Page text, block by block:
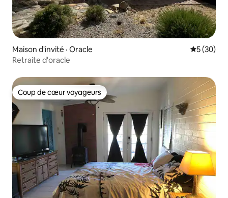
Maison d'invité · Oracle Note
5 (30)
Retraite d'oracle
Coup de cœur voyageurs
Coup de cœur voyageurs